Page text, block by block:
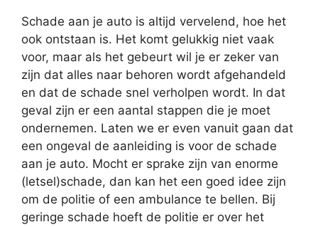
Schade aan je auto is altijd vervelend, hoe het
ook ontstaan is. Het komt gelukkig niet vaak
voor, maar als het gebeurt wil je er zeker van
zijn dat alles naar behoren wordt afgehandeld
en dat de schade snel verholpen wordt. In dat
geval zijn er een aantal stappen die je moet
ondernemen. Laten we er even vanuit gaan dat
een ongeval de aanleiding is voor de schade
aan je auto. Mocht er sprake zijn van enorme
(letsel)schade, dan kan het een goed idee zijn
om de politie of een ambulance te bellen. Bij
geringe schade hoeft de politie er over het